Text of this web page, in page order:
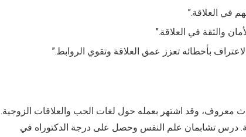
في العلاقة.”
والثقة في العلاقة.”
بأخطائه تعزز عمق العلاقة وتقوي الروابط.”
وقد اشتهر بعمله حول لغات الحب والعلاقات الزوجية.
المتحدة الأمريكية. درس تشابمان علم النفس وحصل على درجة الدكتوراه في